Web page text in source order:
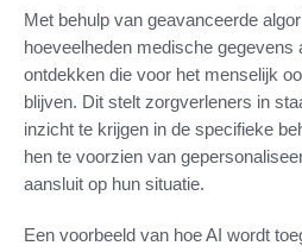
Met behulp van geavanceerde
hoeveelheden medische gegevens
ontdekken die voor het menselijk
blijven. Dit stelt zorgverleners in
inzicht te krijgen in de specifieke
hen te voorzien van
aansluit op hun situatie.
Een voorbeeld van hoe AI wordt